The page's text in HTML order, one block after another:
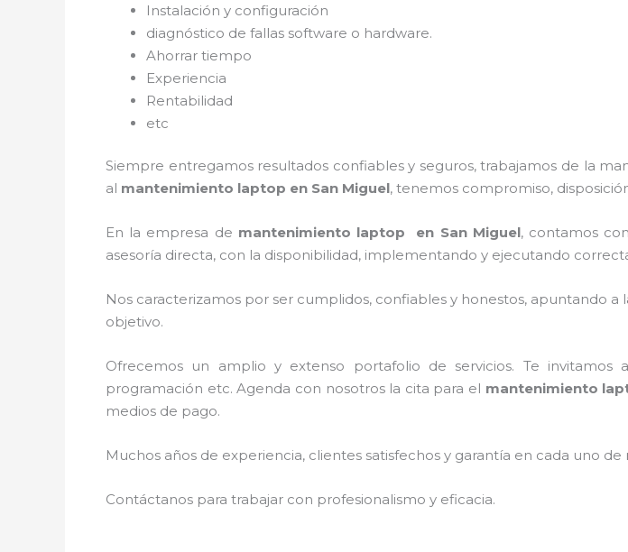
Instalación y configuración
diagnóstico de fallas software o hardware.
Ahorrar tiempo
Experiencia
Rentabilidad
etc
Siempre entregamos resultados confiables y seguros, trabajamos de la
al mantenimiento laptop en San Miguel, tenemos compromiso,
En la empresa de mantenimiento laptop en San Miguel, contamos
asesoría directa, con la disponibilidad, implementando y ejecutando
Nos caracterizamos por ser cumplidos, confiables y honestos, apuntando
objetivo.
Ofrecemos un amplio y extenso portafolio de servicios. Te
programación etc. Agenda con nosotros la cita para el mantenimiento
medios de pago.
Muchos años de experiencia, clientes satisfechos y garantía en cada uno de
Contáctanos para trabajar con profesionalismo y eficacia.